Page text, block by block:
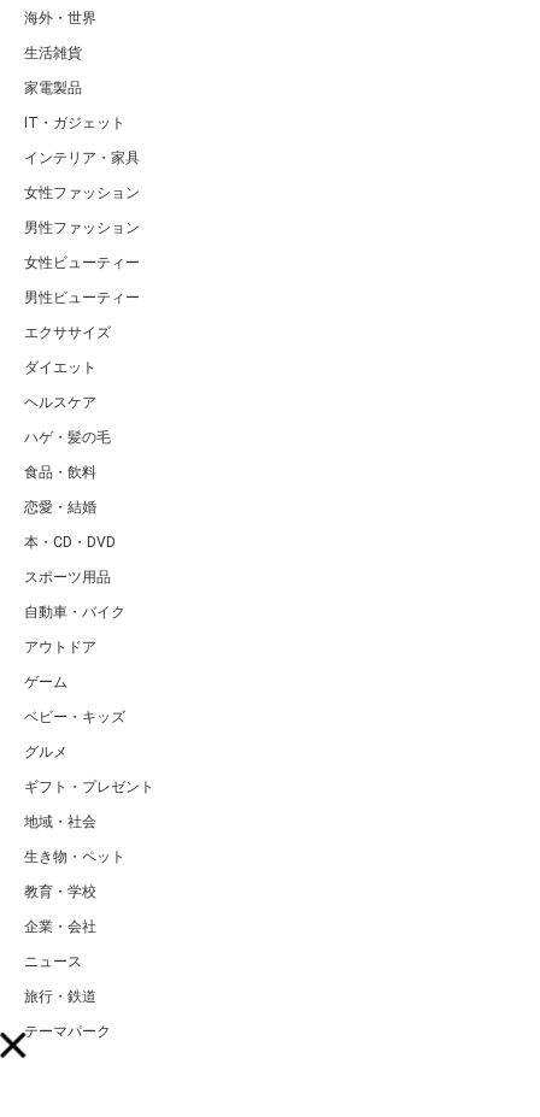
海外・世界
生活雑貨
家電製品
IT・ガジェット
インテリア・家具
女性ファッション
男性ファッション
女性ビューティー
男性ビューティー
エクササイズ
ダイエット
ヘルスケア
ハゲ・髪の毛
食品・飲料
恋愛・結婚
本・CD・DVD
スポーツ用品
自動車・バイク
アウトドア
ゲーム
ベビー・キッズ
グルメ
ギフト・プレゼント
地域・社会
生き物・ペット
教育・学校
企業・会社
ニュース
旅行・鉄道
テーマパーク